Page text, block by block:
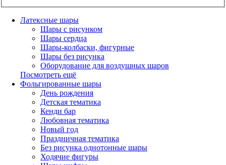
Латексные шары
Шары с рисунком
Шары сердца
Шары-колбаски, фигурные
Шары без рисунка
Оборудование для воздушных шаров
Посмотреть ещё
Фольгированные шары
День рождения
Детская тематика
Кенди бар
Любовная тематика
Новый год
Праздничная тематика
Без рисунка однотонные шары
Ходячие фигуры